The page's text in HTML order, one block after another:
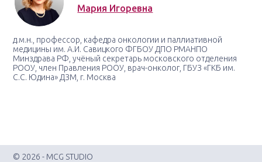
Мария Игоревна
д.м.н., профессор, кафедра онкологии и паллиативной
медицины им. А.И. Савицкого ФГБОУ ДПО РМАНПО
Минздрава РФ, учёный секретарь московского отделения
РООУ, член Правления РООУ, врач-онколог, ГБУЗ «ГКБ им.
С.С. Юдина» ДЗМ, г. Москва
© 2026 - MCG STUDIO